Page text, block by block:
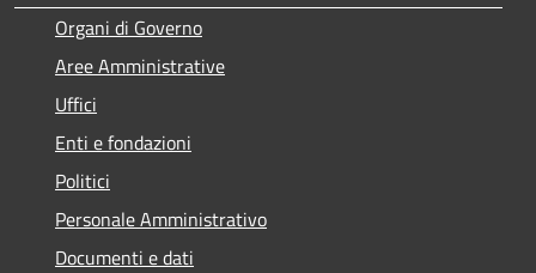
Organi di Governo
Aree Amministrative
Uffici
Enti e fondazioni
Politici
Personale Amministrativo
Documenti e dati